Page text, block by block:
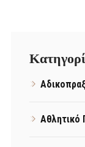
Αθλητικό